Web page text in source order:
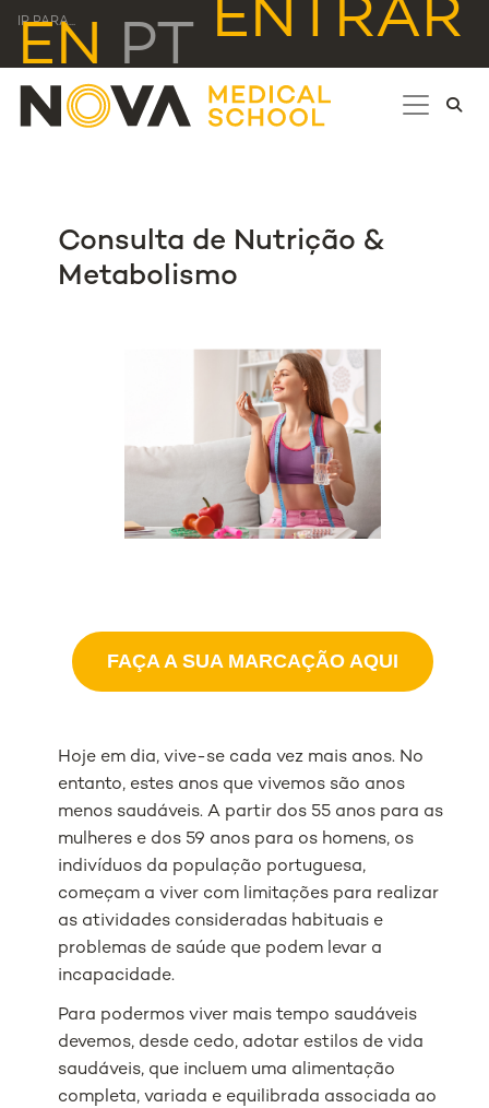
IR PARA... ENTRAR
EN PT
Consulta de Nutrição &
Metabolismo
FAÇA A SUA MARCAÇÃO AQUI
Hoje em dia, vive-se cada vez mais anos. No
entanto, estes anos que vivemos são anos
menos saudáveis. A partir dos 55 anos para as
mulheres e dos 59 anos para os homens, os
indivíduos da população portuguesa,
começam a viver com limitações para realizar
as atividades consideradas habituais e
problemas de saúde que podem levar a
incapacidade.
Para podermos viver mais tempo saudáveis
devemos, desde cedo, adotar estilos de vida
saudáveis, que incluem uma alimentação
completa, variada e equilibrada associada ao